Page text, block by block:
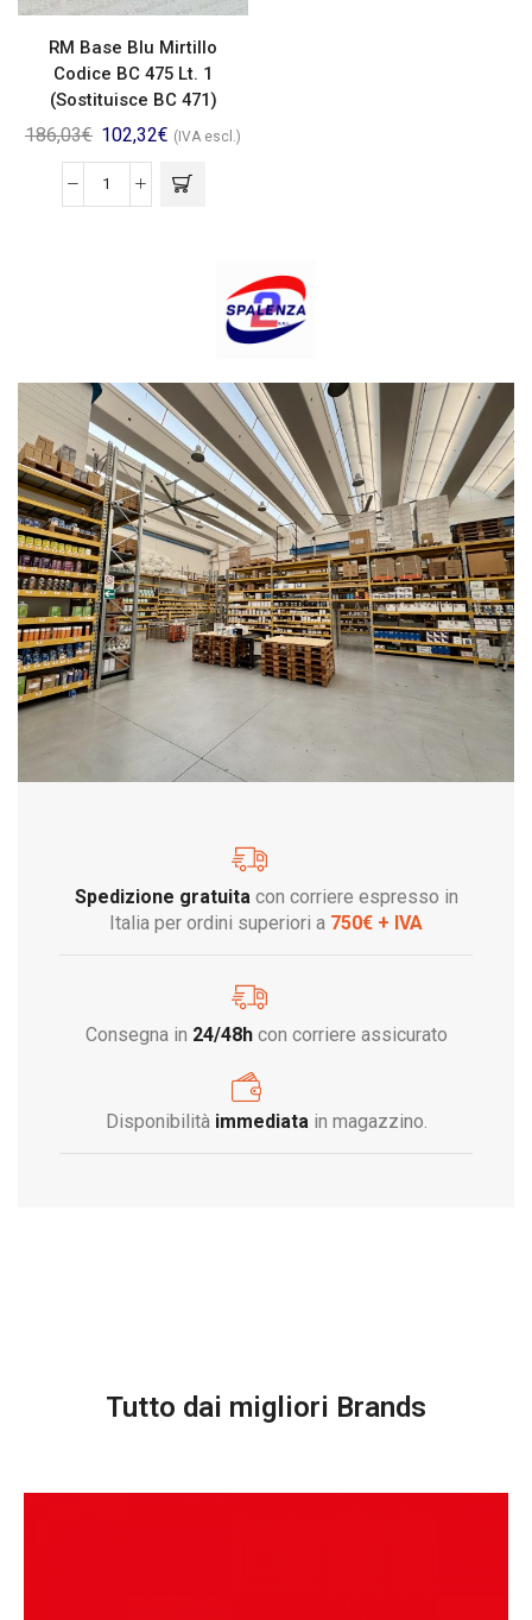
RM Base Blu Mirtillo
Codice BC 475 Lt. 1
(Sostituisce BC 471)
186,03€ 102,32€ (IVA escl.)
Spedizione gratuitacon corriere espresso in
Italia per ordini superiori a 750€ + IVA
Consegna in 24/48hcon corriere assicurato
Disponibilità immediatain magazzino.
Tutto dai migliori Brands